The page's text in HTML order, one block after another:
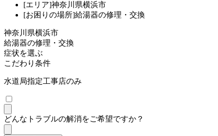
[エリア]神奈川県横浜市
[お困りの場所]給湯器の修理・交換
神奈川県横浜市
給湯器の修理・交換
症状を選ぶ
こだわり条件
水道局指定工事店のみ
どんなトラブルの解消をご希望ですか？